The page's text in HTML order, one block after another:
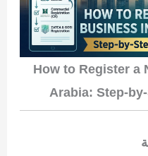
How to Register a
Arabia: Step-